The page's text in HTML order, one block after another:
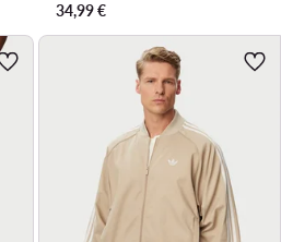
34,99€